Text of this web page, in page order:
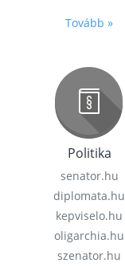
Tovább »
Politika
senator.hu
diplomata.hu
kepviselo.hu
oligarchia.hu
szenator.hu